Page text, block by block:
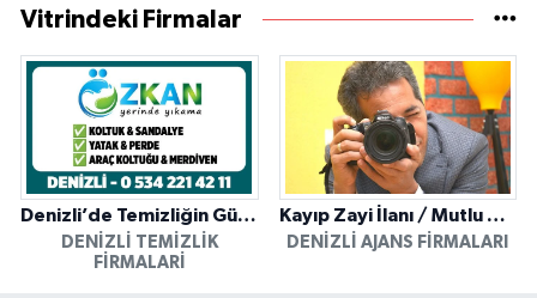
Vitrindeki Firmalar
Denizli’de Temizliğin Güvenilir Adresi: Özkan Yerinde Yıkama
DENIZLI TEMIZLIK
FIRMALARI
Kayıp Zayi İlanı / Mutlu Ajans / Denizli
DENIZLI AJANS FIRMALARI